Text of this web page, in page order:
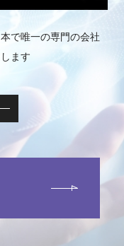
で唯一の専門の会社
ます